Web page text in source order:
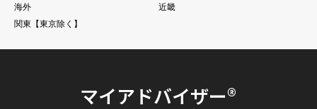
海外
近畿
関東【東京除く】
マイアドバイザー®